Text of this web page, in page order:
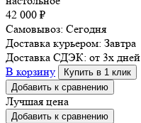
42 000 ₽
Самовывоз: Сегодня
Доставка курьером: Завтра
Доставка СДЭК: от 3х дней
В корзину
Купить в 1 клик
Добавить к сравнению
Лучшая цена
Добавить к сравнению